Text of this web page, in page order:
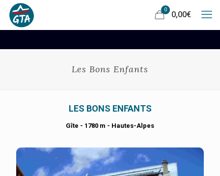
0
0,00€
Les Bons Enfants
LES BONS ENFANTS
Gîte - 1780 m - Hautes-Alpes